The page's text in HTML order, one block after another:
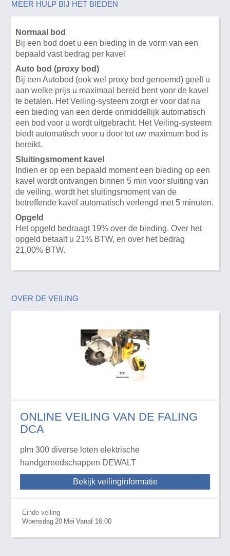
MEER HULP BIJ HET BIEDEN
Normaal bod
Bij een bod doet u een bieding in de vorm van een
bepaald vast bedrag per kavel
Auto bod (proxy bod)
Bij een Autobod (ook wel proxy bod genoemd) geeft u
aan welke prijs u maximaal bereid bent voor de kavel
te betalen. Het Veiling-systeem zorgt er voor dat na
een bieding van een derde onmiddellijk automatisch
een bod voor u wordt uitgebracht. Het Veiling-systeem
biedt automatisch voor u door tot uw maximum bod is
bereikt.
Sluitingsmoment kavel
Indien er op een bepaald moment een bieding op een
kavel wordt ontvangen binnen 5 min voor sluiting van
de veiling, wordt het sluitingsmoment van de
betreffende kavel automatisch verlengd met 5 minuten.
Opgeld
Het opgeld bedraagt 19% over de bieding. Over het
opgeld betaalt u 21% BTW, en over het bedrag
21,00% BTW.
OVER DE VEILING
ONLINE VEILING VAN DE FALING
DCA
plm 300 diverse loten elektrische
handgereedschappen DEWALT
Bekijk veilinginformatie
Einde veiling
Woensdag 20 Mei Vanaf 16:00